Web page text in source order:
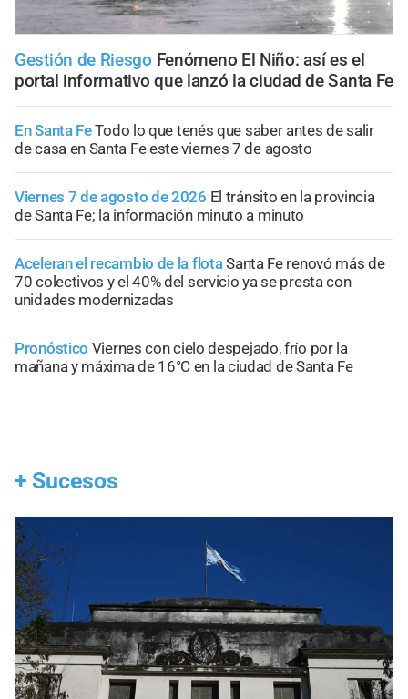
Gestión de Riesgo Fenómeno El Niño: así es el
portal informativo que lanzó la ciudad de Santa Fe
En Santa FeTodo lo que tenés que saber antes de salir
de casa en Santa Fe este viernes 7 de agosto
Viernes 7 de agosto de 2026 El tránsito en la provincia
de Santa Fe; la información minuto a minuto
Aceleran el recambio de la flotaSanta Fe renovó más de
70 colectivos y el 40% del servicio ya se presta con
unidades modernizadas
Pronóstico Viernes con cielo despejado, frío por la
mañana y máxima de 16°C en la ciudad de Santa Fe
+ Sucesos